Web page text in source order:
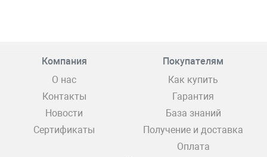
Компания
О нас
Контакты
Новости
Сертификаты
Покупателям
Как купить
Гарантия
База знаний
Получение и доставка
Оплата